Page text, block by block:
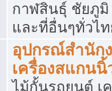
กาฬสินธุ์ ชัยภู
และที่อื่นๆทั่วไ
อุปกรณ์สำนัก
เครื่องสแกนนิ้
ไม้กั้นรถยนต์ เ